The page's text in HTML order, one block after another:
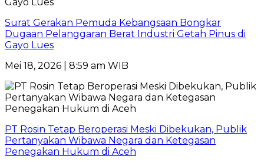
Surat Gerakan Pemuda Kebangsaan Bongkar
Dugaan Pelanggaran Berat Industri Getah Pinus di
Gayo Lues
Mei 18, 2026 | 8:59 am WIB
PT Rosin Tetap Beroperasi Meski Dibekukan, Publik
Pertanyakan Wibawa Negara dan Ketegasan
Penegakan Hukum di Aceh